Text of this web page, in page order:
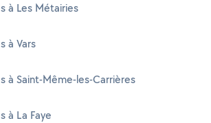
à Les Métairies
à Vars
à Saint-Même-les-Carrières
à La Faye